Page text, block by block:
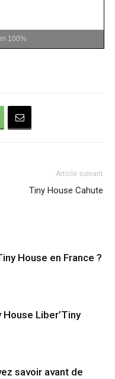
100%
Article suivant
Tiny House Cahute
House en France ?
Liber’Tiny
savoir avant de